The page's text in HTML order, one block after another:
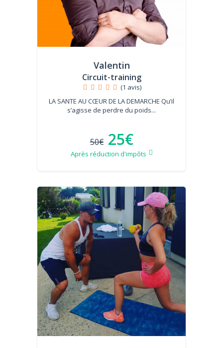
Valentin
Circuit-training
(1 avis)
LA SANTE AU CŒUR DE LA DEMARCHE Qu’il
s’agisse de perdre du poids...
50€ 25€
Après réduction d'impôts